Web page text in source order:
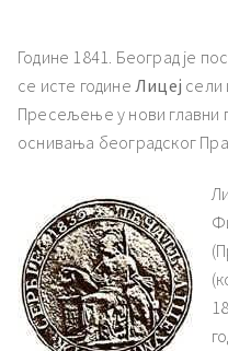
Године 1841. Београд је
се исте године Лицеј сели
Пресељење у нови главни
оснивања београдског